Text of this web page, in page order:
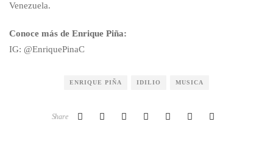
Venezuela.
Conoce más de Enrique Piña:
IG: @EnriquePinaC
ENRIQUE PIÑA IDILIO MUSICA
Share